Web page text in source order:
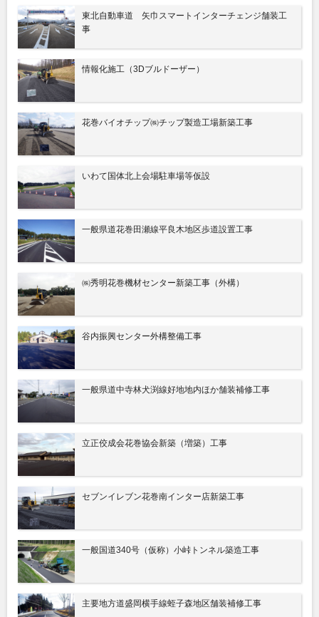
東北自動車道 矢巾スマートインターチェンジ舗装工
事
情報化施工（3Dブルドーザー）
花巻バイオチップ㈱チップ製造工場新築工事
いわて国体北上会場駐車場等仮設
一般県道花巻田瀬線平良木地区歩道設置工事
㈱秀明花巻機材センター新築工事（外構）
谷内振興センター外構整備工事
一般県道中寺林犬渕線好地地内ほか舗装補修工事
立正佼成会花巻協会新築（増築）工事
セブンイレブン花巻南インター店新築工事
一般国道340号（仮称）小峠トンネル築造工事
主要地方道盛岡横手線蛭子森地区舗装補修工事